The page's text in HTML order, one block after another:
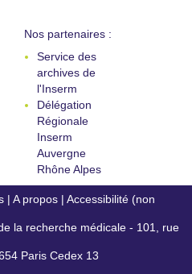
Nos partenaires :
Service des
archives de
l'Inserm
Délégation
Régionale
Inserm
Auvergne
Rhône Alpes
| A propos | Accessibilité (non
la recherche médicale - 101, rue
Paris Cedex 13